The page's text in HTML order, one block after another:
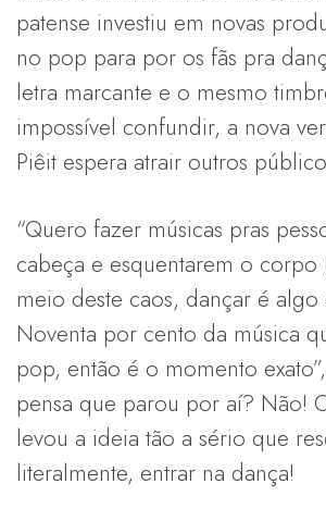
patense investiu em novas
no pop para por os fãs pra
letra marcante e o mesmo
impossível confundir, a nova
Piêit espera atrair outros
“Quero fazer músicas pras
cabeça e esquentarem o corpo
meio deste caos, dançar é algo
Noventa por cento da música
pop, então é o momento
pensa que parou por aí? Não!
levou a ideia tão a sério que
literalmente, entrar na dança!